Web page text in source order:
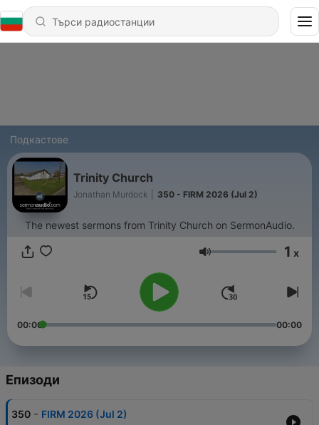
Подкастове
Trinity Church
Jonathan Murdock 350 - FIRM 2026 (Jul 2)
The newest sermons from Trinity Church on SermonAudio.
Сила на звука
1 x
00:00 00:00
Епизоди
350 - FIRM 2026 (Jul 2)